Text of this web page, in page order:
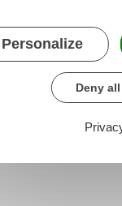
Personalize
Deny